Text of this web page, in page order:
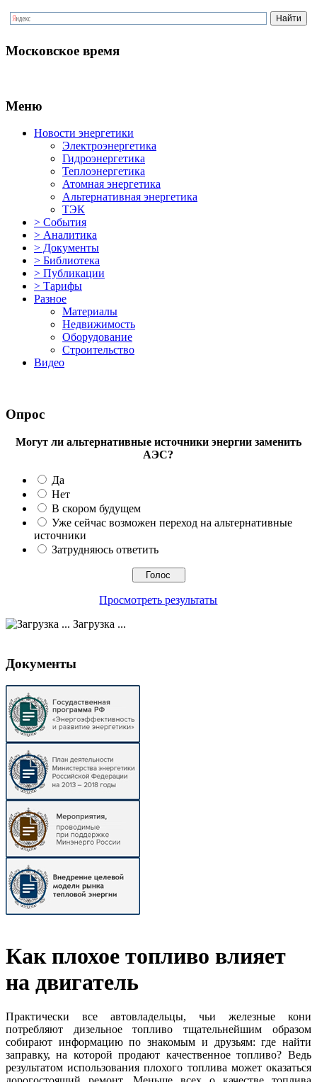
Московское время
Меню
Новости энергетики
Электроэнергетика
Гидроэнергетика
Теплоэнергетика
Атомная энергетика
Альтернативная энергетика
ТЭК
> События
> Аналитика
> Документы
> Библиотека
> Публикации
> Тарифы
Разное
Материалы
Недвижимость
Оборудование
Строительство
Видео
Опрос
Могут ли альтернативные источники энергии заменить
АЭС?
Да
Нет
В скором будущем
Уже сейчас возможен переход на альтернативные
источники
Затрудняюсь ответить
Просмотреть результаты
Загрузка ...
Документы
Как плохое топливо влияет
на двигатель
Практически все автовладельцы, чьи железные кони
потребляют дизельное топливо тщательнейшим образом
собирают информацию по знакомым и друзьям: где найти
заправку, на которой продают качественное топливо? Ведь
результатом использования плохого топлива может оказаться